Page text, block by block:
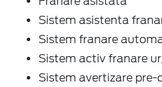
Sistem asistenta
Sistem franare
Sistem activ franare
Sistem avertizare pre-